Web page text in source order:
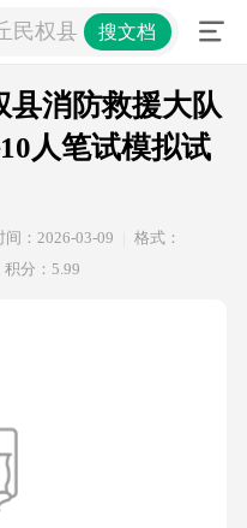
民权县消防救援大队政
搜文档
县消防救援大队
人笔试模拟试
间：2026-03-09
格式：
积分：5.99